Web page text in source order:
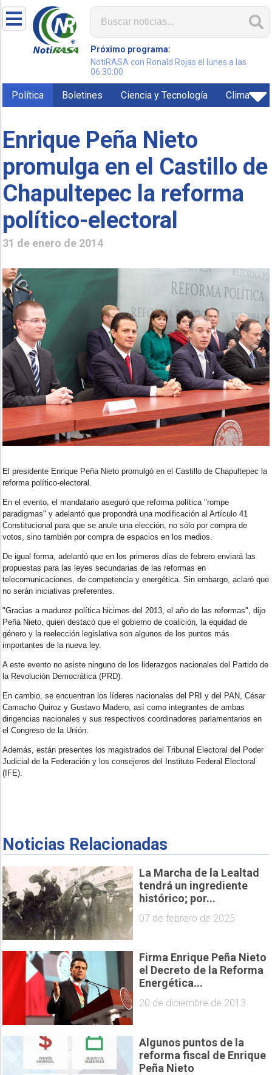
Próximo programa:
NotiRASA con Ronald Rojas el lunes a las
06:30:00
Política Boletines Ciencia y Tecnología Clima
Enrique Peña Nieto
promulga en el Castillo de
Chapultepec la reforma
político-electoral
31 de enero de 2014
El presidente Enrique Peña Nieto promulgó en el Castillo de Chapultepec la
reforma político-electoral.
En el evento, el mandatario aseguró que reforma política "rompe
paradigmas" y adelantó que propondrá una modificación al Artículo 41
Constitucional para que se anule una elección, no sólo por compra de
votos, sino también por compra de espacios en los medios.
De igual forma, adelantó que en los primeros días de febrero enviará las
propuestas para las leyes secundarias de las reformas en
telecomunicaciones, de competencia y energética. Sin embargo, aclaró que
no serán iniciativas preferentes.
"Gracias a madurez política hicimos del 2013, el año de las reformas", dijo
Peña Nieto, quien destacó que el gobierno de coalición, la equidad de
género y la reelección legislativa son algunos de los puntos más
importantes de la nueva ley.
A este evento no asiste ninguno de los liderazgos nacionales del Partido de
la Revolución Democrática (PRD).
En cambio, se encuentran los líderes nacionales del PRI y del PAN, César
Camacho Quiroz y Gustavo Madero, así como integrantes de ambas
dirigencias nacionales y sus respectivos coordinadores parlamentarios en
el Congreso de la Unión.
Además, están presentes los magistrados del Tribunal Electoral del Poder
Judicial de la Federación y los consejeros del Instituto Federal Electoral
(IFE).
Noticias Relacionadas
La Marcha de la Lealtad
tendrá un ingrediente
histórico; por...
07 de febrero de 2025
Firma Enrique Peña Nieto
el Decreto de la Reforma
Energética...
20 de diciembre de 2013
Algunos puntos de la
reforma fiscal de Enrique
Peña Nieto